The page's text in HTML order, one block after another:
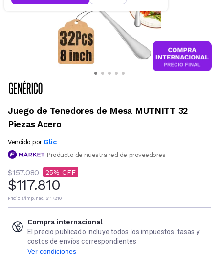
Juego de Tenedores de Mesa MUTNITT 32
Piezas Acero
Vendido por Glic
Producto de nuestra red de proveedores
$157.080 25
$117.810
Precio s/imp. nac. $117.810
Compra internacional
El precio publicado incluye todos los impuestos, tasas y
costos de envíos correspondientes
Ver condiciones